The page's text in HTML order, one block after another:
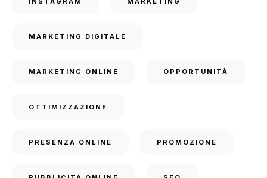
MARKETING DIGITALE
MARKETING ONLINE OPPORTUNITÀ
OTTIMIZZAZIONE
PRESENZA ONLINE PROMOZIONE